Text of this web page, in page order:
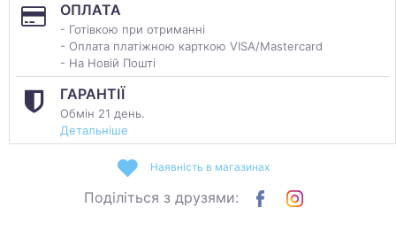
ОПЛАТА
- Готівкою при отриманні
- Оплата платіжною карткою VISA/Mastercard
- На Новій Пошті
ГАРАНТІЇ
Обмін 21 день.
Детальніше
Наявність в магазинах
Поділіться з друзями: